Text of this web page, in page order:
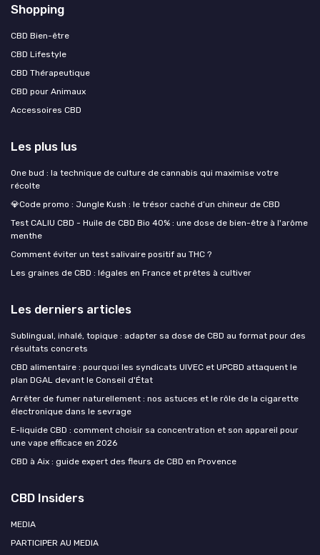
Shopping
CBD Bien-être
CBD Lifestyle
CBD Thérapeutique
CBD pour Animaux
Accessoires CBD
Les plus lus
One bud : la technique de culture de cannabis qui maximise votre
récolte
💎Code promo : Jungle Kush : le trésor caché d’un chineur de CBD
Test CALIU CBD - Huile de CBD Bio 40% : une dose de bien-être à l'arôme
menthe
Comment éviter un test salivaire positif au THC ?
Les graines de CBD : légales en France et prêtes à cultiver
Les derniers articles
Sublingual, inhalé, topique : adapter sa dose de CBD au format pour des
résultats concrets
CBD alimentaire : pourquoi les syndicats UIVEC et UPCBD attaquent le
plan DGAL devant le Conseil d'État
Arrêter de fumer naturellement : nos astuces et le rôle de la cigarette
électronique dans le sevrage
E-liquide CBD : comment choisir sa concentration et son appareil pour
une vape efficace en 2026
CBD à Aix : guide expert des fleurs de CBD en Provence
CBD Insiders
MEDIA
PARTICIPER AU MEDIA